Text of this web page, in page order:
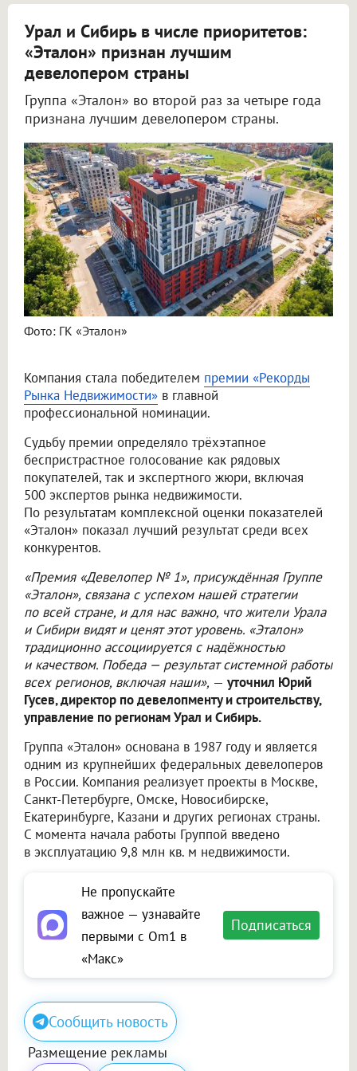
Урал и Сибирь в числе приоритетов:
«Эталон» признан лучшим
девелопером страны
Группа «Эталон» во второй раз за четыре года
признана лучшим девелопером страны.
Фото: ГК «Эталон»
Компания стала победителем премии «Рекорды
Рынка Недвижимости» в главной
профессиональной номинации.
Судьбу премии определяло трёхэтапное
беспристрастное голосование как рядовых
покупателей, так и экспертного жюри, включая
500 экспертов рынка недвижимости.
По результатам комплексной оценки показателей
«Эталон» показал лучший результат среди всех
конкурентов.
«Премия «Девелопер № 1», присуждённая Группе
«Эталон», связана с успехом нашей стратегии
по всей стране, и для нас важно, что жители Урала
и Сибири видят и ценят этот уровень. «Эталон»
традиционно ассоциируется с надёжностью
и качеством. Победа — результат системной работы
всех регионов, включая наши», — уточнил Юрий
Гусев, директор по девелопменту и строительству,
управление по регионам Урал и Сибирь.
Группа «Эталон» основана в 1987 году и является
одним из крупнейших федеральных девелоперов
в России. Компания реализует проекты в Москве,
Санкт-Петербурге, Омске, Новосибирске,
Екатеринбурге, Казани и других регионах страны.
С момента начала работы Группой введено
в эксплуатацию 9,8 млн кв. м недвижимости.
Не пропускайте
важное — узнавайте
первыми с Om1 в
«Макс»
Подписаться
Сообщить новость
Размещение рекламы